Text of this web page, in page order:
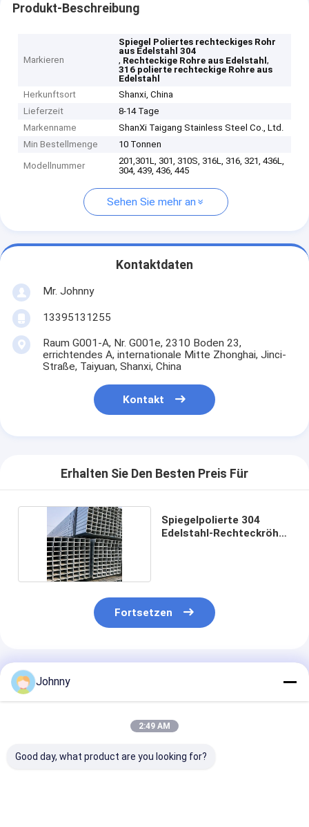
Produkt-Beschreibung
Markieren
Spiegel Poliertes rechteckiges Rohr
aus Edelstahl 304
, Rechteckige Rohre aus Edelstahl,
316 polierte rechteckige Rohre aus
Edelstahl
Herkunftsort
Shanxi, China
Lieferzeit
8-14 Tage
Markenname
ShanXi Taigang Stainless Steel Co., Ltd.
Min Bestellmenge
10 Tonnen
Modellnummer
201,301L, 301, 310S, 316L, 316, 321, 436L,
304, 439, 436, 445
Sehen Sie mehr an
Kontaktdaten
Mr. Johnny
13395131255
Raum G001-A, Nr. G001e, 2310 Boden 23,
errichtendes A, internationale Mitte Zhonghai, Jinci-
Straße, Taiyuan, Shanxi, China
Kontakt
Erhalten Sie Den Besten Preis Für
Spiegelpolierte 304
Edelstahl-Rechteckröhre
Fortsetzen
Empfohlene Produkte
Johnny
2:49 AM
Good day, what product are you looking for?